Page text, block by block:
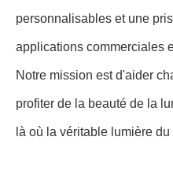
personnalisables et une
applications commerciales
Notre mission est d'aider
profiter de la beauté de la
là où la véritable lumière